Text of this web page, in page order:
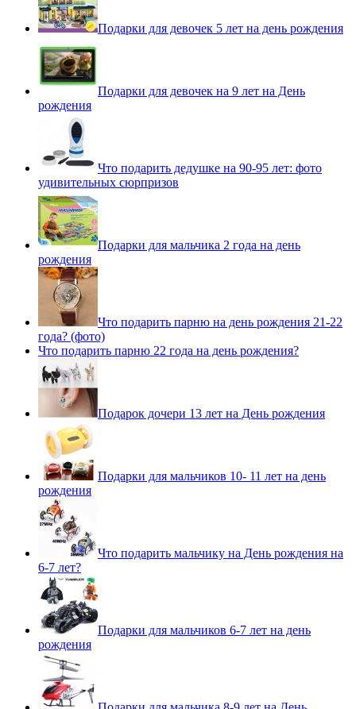
Подарки для девочек 5 лет на день рождения
Подарки для девочек на 9 лет на День
рождения
Что подарить дедушке на 90-95 лет: фото
удивительных сюрпризов
Подарки для мальчика 2 года на день
рождения
Что подарить парню на день рождения 21-22
года? (фото)
Что подарить парню 22 года на день рождения?
Подарок дочери 13 лет на День рождения
Подарки для мальчиков 10- 11 лет на день
рождения
Что подарить мальчику на День рождения на
6-7 лет?
Подарки для мальчиков 6-7 лет на день
рождения